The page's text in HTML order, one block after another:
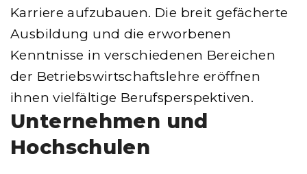
Karriere aufzubauen. Die breit gefächerte
Ausbildung und die erworbenen
Kenntnisse in verschiedenen Bereichen
der Betriebswirtschaftslehre eröffnen
ihnen vielfältige Berufsperspektiven.
Unternehmen und
Hochschulen